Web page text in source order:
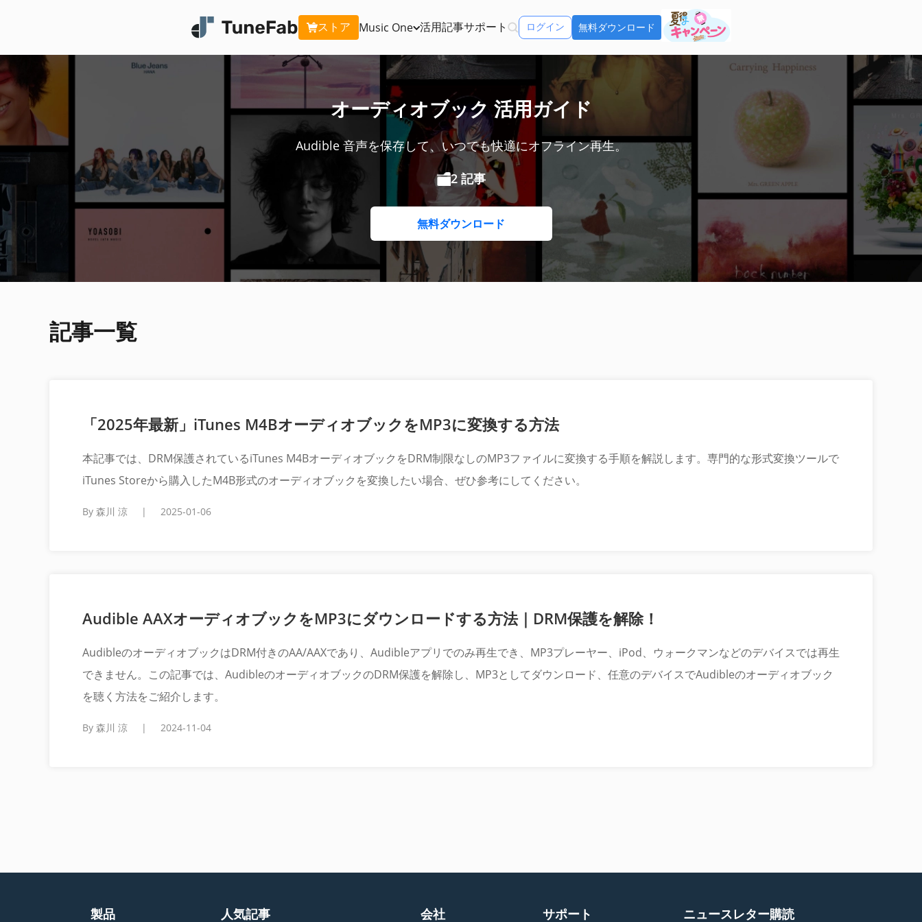
ストア Music One
TuneFab MusicOne
日本で流行っている音楽ストリーミングサービ
スから曲をMP3で永久保存できるソフト
詳しく見る
今すぐ無料体験 プランをチェック
含む:
Apple Music 変換
Apple Musicの曲をMP3で永久保存
Spotify 音楽変換
Spotifyの曲をMP3で永久保存
Amazon Music 変換
Amazon Musicの曲をMP3で永久保存
Youtube Music 変換
Youtube Musicの曲をMP3で永久保存
Line Music 変換
Line Musicの曲をMP3で永久保存
TuneFab Player
ダウンロードした音楽をオフラインで
活用記事サポート ログイン 無料ダウンロード
オーディオブック 活用ガイド
Audible 音声を保存して、いつでも快適にオフライン再生。
2 記事
無料ダウンロード
記事一覧
「2025年最新」iTunes M4BオーディオブックをMP3に変換する方法
本記事では、DRM保護されているiTunes M4BオーディオブックをDRM制限なしのMP3ファイルに変換する手順を解説します。専門的な形式変換ツールで
iTunes Storeから購入したM4B形式のオーディオブックを変換したい場合、ぜひ参考にしてください。
By 森川 涼 | 2025-01-06
Audible AAXオーディオブックをMP3にダウンロードする方法｜DRM保護を解除！
AudibleのオーディオブックはDRM付きのAA/AAXであり、Audibleアプリでのみ再生でき、MP3プレーヤー、iPod、ウォークマンなどのデバイスでは再生
できません。この記事では、AudibleのオーディオブックのDRM保護を解除し、MP3としてダウンロード、任意のデバイスでAudibleのオーディオブック
を聴く方法をご紹介します。
By 森川 涼 | 2024-11-04
製品 人気記事 会社 サポート ニュースレター購読